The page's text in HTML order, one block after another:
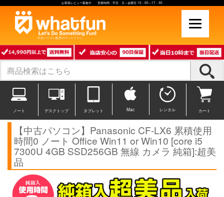
お客様レビュー募集中 営業時間：平日 月～金曜日 10：00～17：30
中古パソコン販売のワットファン
ノート デスクトップ タブレット Mac レンタル カート
【中古パソコン】Panasonic CF-LX6 累積使用
時間0 ノート Office Win11 or Win10 [core i5
7300U 4GB SSD256GB 無線 カメラ 純箱]:超美
品